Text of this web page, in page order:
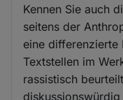
Kennen Sie auch
seitens der
eine differenzierte
Textstellen im
rassistisch